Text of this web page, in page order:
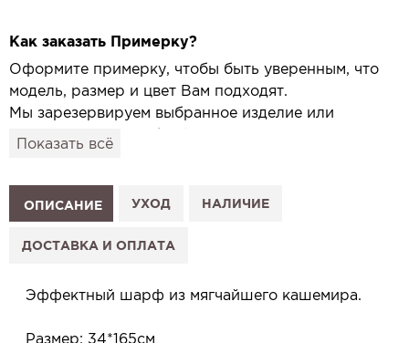
Как заказать Примерку?
Оформите примерку, чтобы быть уверенным, что
модель, размер и цвет Вам подходят.
Мы зарезервируем выбранное изделие или
привезём его в удобный для вас салон и
1. Выберите изделие на сайте.
2. Нажмите «Заказать примерку» и выберите салон.
3. Заполните форму и отправьте заявку.
сообщим, когда изделие будет готово к примерке.
примеряете в салоне и уже на месте решаете,
Показать всё
ОПИСАНИЕ УХОД НАЛИЧИЕ
ДОСТАВКА И ОПЛАТА
Эффектный шарф из мягчайшего кашемира.
Размер: 34*165см